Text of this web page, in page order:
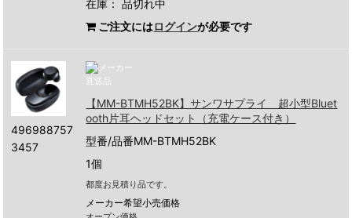
在庫：品切れ中
ご注文にはログインが必要です
496988757
3457
【MM-BTMH52BK】サンワサプライ 超小型Bluet
ooth片耳ヘッドセット（充電ケース付き）
型番/品番MM-BTMH52BK
1個
都度お見積り品です。
メーカー希望小売価格